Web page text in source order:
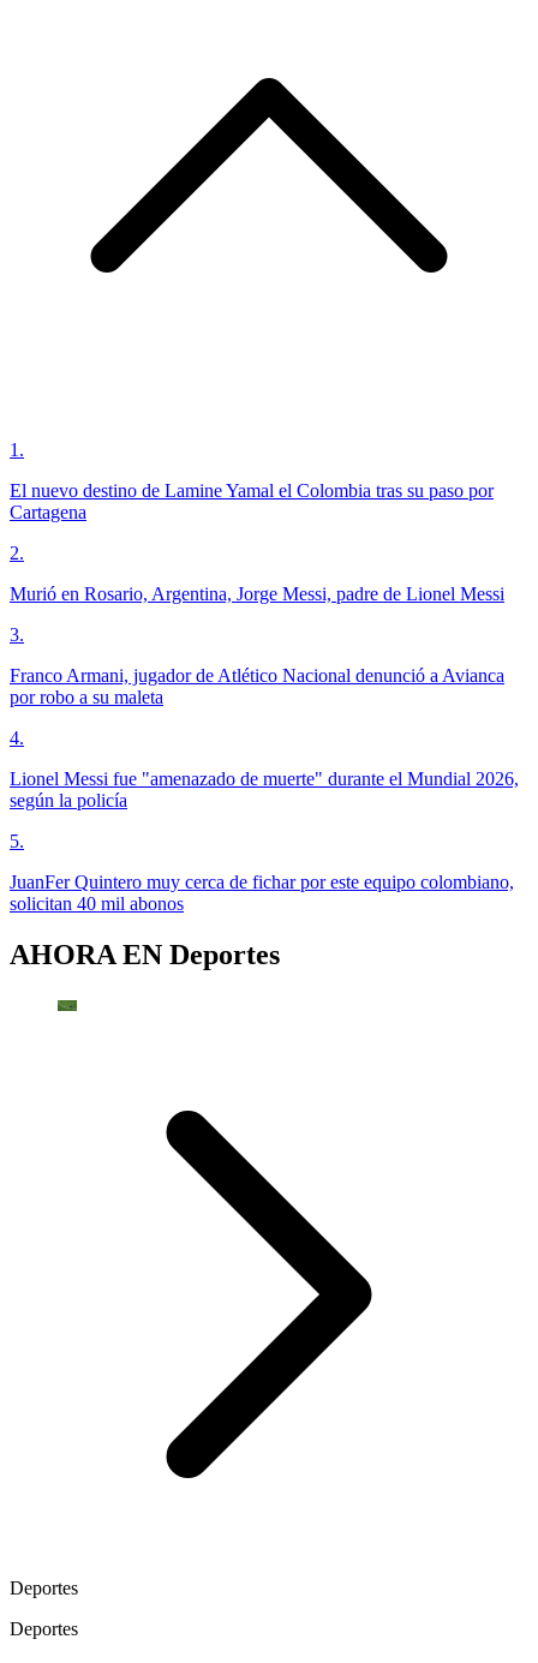
1 .
El nuevo destino de Lamine Yamal el Colombia tras su paso por
Cartagena
2.
Murió en Rosario, Argentina, Jorge Messi, padre de Lionel Messi
3.
Franco Armani, jugador de Atlético Nacional denunció a Avianca
por robo a su maleta
4.
Lionel Messi fue "amenazado de muerte" durante el Mundial 2026,
según la policía
5.
JuanFer Quintero muy cerca de fichar por este equipo colombiano,
solicitan 40 mil abonos
AHORA EN Deportes
Deportes
Deportes